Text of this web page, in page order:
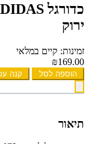
ירוק
זמינות: קיים במלאי
₪169.00
הוספה לסל קנה
תיאור